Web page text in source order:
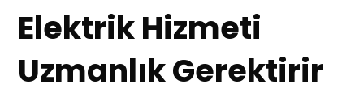
Elektrik Hizmeti
Uzmanlık Gerektirir